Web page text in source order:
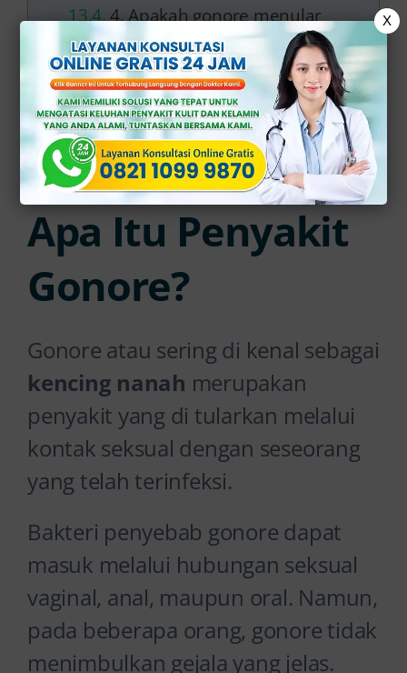
4. Apakah gonore menular
melalui ciuman?
5. Apakah gonore bisa
kambuh?
6. Apakah gonore
menyebabkan mandul?
Apa Itu Penyakit
Gonore?
Gonore atau sering di kenal sebagai
kencing nanah merupakan
penyakit yang di tularkan melalui
kontak seksual dengan seseorang
yang telah terinfeksi.
Bakteri penyebab gonore dapat
masuk melalui hubungan seksual
vaginal, anal, maupun oral. Namun,
pada beberapa orang, gonore tidak
menimbulkan gejala yang jelas.
X